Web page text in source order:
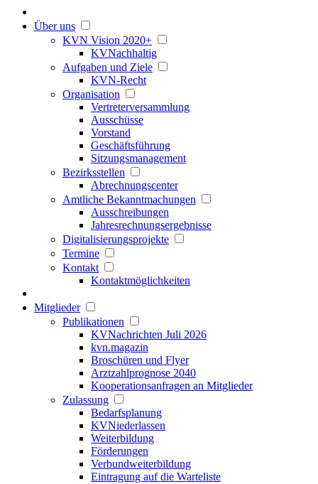
Über uns
KVN Vision 2020+
KVNachhaltig
Aufgaben und Ziele
KVN-Recht
Organisation
Vertreterversammlung
Ausschüsse
Vorstand
Geschäftsführung
Sitzungsmanagement
Bezirksstellen
Abrechnungscenter
Amtliche Bekanntmachungen
Ausschreibungen
Jahresrechnungsergebnisse
Digitalisierungsprojekte
Termine
Kontakt
Kontaktmöglichkeiten
Mitglieder
Publikationen
KVNachrichten Juli 2026
kvn.magazin
Broschüren und Flyer
Arztzahlprognose 2040
Kooperationsanfragen an Mitglieder
Zulassung
Bedarfsplanung
KVNiederlassen
Weiterbildung
Förderungen
Verbundweiterbildung
Eintragung auf die Warteliste